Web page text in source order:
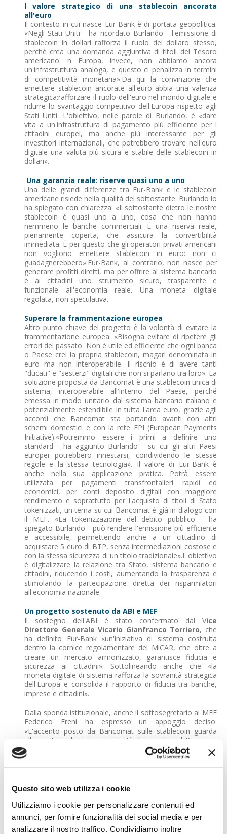
Questo sito web utilizza i cookie
Utilizziamo i cookie per personalizzare contenuti ed
annunci, per fornire funzionalità dei social media e per
analizzare il nostro traffico. Condividiamo inoltre
l valore strategico di una stablecoin ancorata
all'euro
Il contesto in cui nasce Eur-Bank è di portata geopolitica.
«Negli Stati Uniti - ha ricordato Burlando - l'emissione di
stablecoin in dollari rafforza il ruolo del dollaro stesso,
perché crea una domanda aggiuntiva di titoli del Tesoro
americano. n Europa, invece, non abbiamo ancora
un'infrastruttura analoga, e questo ci penalizza in termini
di competitività monetaria».Da qui la convinzione che
emettere stablecoin ancorate all'euro abbia una valenza
strategica:rafforzare il ruolo dell'euro nel mondo digitale e
ridurre lo svantaggio competitivo dell'Europa rispetto agli
Stati Uniti. L'obiettivo, nelle parole di Burlando, è «dare
vita a un'infrastruttura di pagamento più efficiente per i
cittadini europei, ma anche più interessante per gli
investitori internazionali, che potrebbero trovare nell'euro
digitale una valuta più sicura e stabile delle stablecoin in
dollari».
Una garanzia reale: riserve quasi uno a uno
Una delle grandi differenze tra Eur-Bank e le stablecoin
americane risiede nella qualità del sottostante. Burlando lo
ha spiegato con chiarezza: «Il sottostante dietro le nostre
stablecoin è quasi uno a uno, cosa che non hanno
nemmeno le banche commerciali. È una riserva reale,
pienamente coperta, che assicura la convertibilità
immediata. È per questo che gli operatori privati americani
non vogliono emettere stablecoin in euro: non ci
guadagnerebbero».Eur-Bank, al contrario, non nasce per
generare profitti diretti, ma per offrire al sistema bancario
e ai cittadini uno strumento sicuro, trasparente e
funzionale all'economia reale. Una moneta digitale
regolata, non speculativa.
Superare la frammentazione europea
Altro punto chiave del progetto è la volontà di evitare la
frammentazione europea. «Bisogna evitare di ripetere gli
errori del passato. Non è utile ed efficiente che ogni banca
o Paese crei la propria stablecoin, magari denominata in
euro ma non interoperabile. Il rischio è di avere tanti
"ducati" e "sesterzi" digitali che non si parlano tra loro». La
soluzione proposta da Bancomat è una stablecoin unica di
sistema, interoperabile all'interno del Paese, perché
emessa in modo unitario dal sistema bancario italiano e
potenzialmente estendibile in tutta l'area euro, grazie agli
accordi che Bancomat sta portando avanti con altri
schemi domestici e con la rete EPI (European Payments
Initiative).«Potremmo essere i primi a definire uno
standard - ha aggiunto Burlando - su cui gli altri Paesi
europei potrebbero innestarsi, condividendo le stesse
regole e la stessa tecnologia». Il valore di Eur-Bank è
anche nella sua applicazione pratica. Potrà essere
utilizzata per pagamenti transfrontalieri rapidi ed
economici, per conti deposito digitali con maggiore
rendimento e soprattutto per l'acquisto di titoli di Stato
tokenizzati, un tema su cui Bancomat è già in dialogo con
il MEF. «La tokenizzazione del debito pubblico - ha
spiegato Burlando - può rendere l'emissione più efficiente
e accessibile, permettendo anche a un cittadino di
acquistare 5 euro di BTP, senza intermediazioni costose e
con la stessa sicurezza di un titolo tradizionale».L'obiettivo
è digitalizzare la relazione tra Stato, sistema bancario e
cittadini, riducendo i costi, aumentando la trasparenza e
stimolando la partecipazione diretta dei risparmiatori
all'economia nazionale.
Un progetto sostenuto da ABI e MEF
Il sostegno dell'ABI è stato confermato dal Vice
Direttore Generale Vicario Gianfranco Torriero, che
ha definito Eur-Bank «un'iniziativa di sistema costruita
dentro la cornice regolamentare del MiCAR, che oltre a
creare un mercato armonizzato, garantisce fiducia e
sicurezza ai cittadini». Sottolineando anche che «la
moneta digitale di sistema rafforza la sovranità strategica
dell'Europa e consolida il rapporto di fiducia tra banche,
imprese e cittadini».
Dalla sponda istituzionale, anche il sottosegretario al MEF
Federico Freni ha espresso un appoggio deciso:
«L'accento posto da Bancomat sulle stablecoin guarda
alla giusta e doverosa necessità di garantire al Paese un
ruolo di primo piano nella costruzione del nuovo
ecosistema digitale, facendo leva su efficienza,
trasparenza e velocità. Garantire l'emissione sicura di una
fondamentale per alimentare e blindare quel patto di
fiducia tra banche, operatori e cittadini che è alla base
della nuova economia digitale».
Un'infrastruttura pronta: il 2026 come traguardo
Bancomat ha già avviato un dialogo formale con Banca